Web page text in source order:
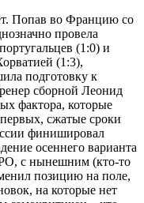
Попав во Францию со
провела
(1:0) и
(1:3),
подготовку к
сборной Леонид
фактора, которые
сжатые сроки
финишировал
осеннего варианта
с нынешним (кто-то
позицию на поле,
на которые нет